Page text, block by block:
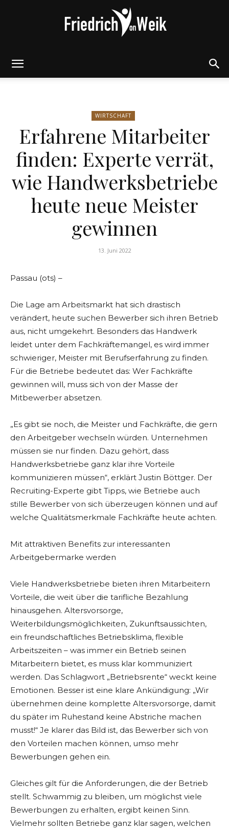
von
Weik
WIRTSCHAFT
Erfahrene Mitarbeiter
finden: Experte verrät,
wie Handwerksbetriebe
heute neue Meister
gewinnen
13. Juni 2022
Passau (ots) –
Die Lage am Arbeitsmarkt hat sich drastisch
verändert, heute suchen Bewerber sich ihren Betrieb
aus, nicht umgekehrt. Besonders das Handwerk
leidet unter dem Fachkräftemangel, es wird immer
schwieriger, Meister mit Berufserfahrung zu finden.
Für die Betriebe bedeutet das: Wer Fachkräfte
gewinnen will, muss sich von der Masse der
Mitbewerber absetzen.
„Es gibt sie noch, die Meister und Fachkräfte, die gern
den Arbeitgeber wechseln würden. Unternehmen
müssen sie nur finden. Dazu gehört, dass
Handwerksbetriebe ganz klar ihre Vorteile
kommunizieren müssen“, erklärt Justin Böttger. Der
Recruiting-Experte gibt Tipps, wie Betriebe auch
stille Bewerber von sich überzeugen können und auf
welche Qualitätsmerkmale Fachkräfte heute achten.
Mit attraktiven Benefits zur interessanten
Arbeitgebermarke werden
Viele Handwerksbetriebe bieten ihren Mitarbeitern
Vorteile, die weit über die tarifliche Bezahlung
hinausgehen. Altersvorsorge,
Weiterbildungsmöglichkeiten, Zukunftsaussichten,
ein freundschaftliches Betriebsklima, flexible
Arbeitszeiten – was immer ein Betrieb seinen
Mitarbeitern bietet, es muss klar kommuniziert
werden. Das Schlagwort „Betriebsrente“ weckt keine
Emotionen. Besser ist eine klare Ankündigung: „Wir
übernehmen deine komplette Altersvorsorge, damit
du später im Ruhestand keine Abstriche machen
musst!“ Je klarer das Bild ist, das Bewerber sich von
den Vorteilen machen können, umso mehr
Bewerbungen gehen ein.
Gleiches gilt für die Anforderungen, die der Betrieb
stellt. Schwammig zu bleiben, um möglichst viele
Bewerbungen zu erhalten, ergibt keinen Sinn.
Vielmehr sollten Betriebe ganz klar sagen, welchen